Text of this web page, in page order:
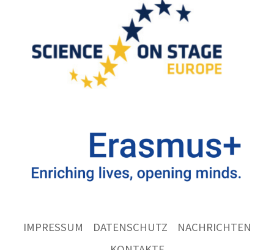
IMPRESSUM DATENSCHUTZ
NACHRICHTEN